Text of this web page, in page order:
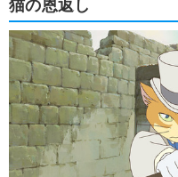
猫の恩返し